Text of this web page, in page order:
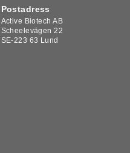
Postadress
Active Biotech AB
Scheelevägen 22
SE-223 63 Lund